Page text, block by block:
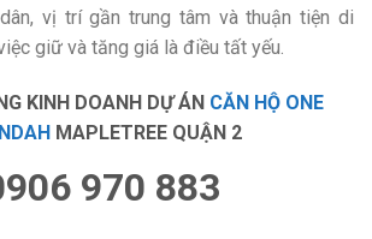
vị trí gần trung tâm và thuận tiện di
giữ và tăng giá là điều tất yếu.
KINH DOANH DỰ ÁN CĂN HỘ ONE
MAPLETREE QUẬN 2
970 883